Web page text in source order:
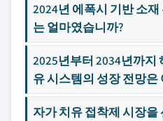
2024년 에폭시 기반 소
는 얼마였습니까?
2025년부터 2034년까지
유 시스템의 성장 전망은
자가 치유 접착제 시장을